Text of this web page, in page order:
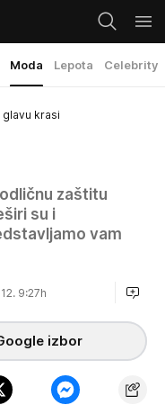
Moda Lepota Celebrity
glavu krasi
zaštitu
su i
vam
9:27h
izbor